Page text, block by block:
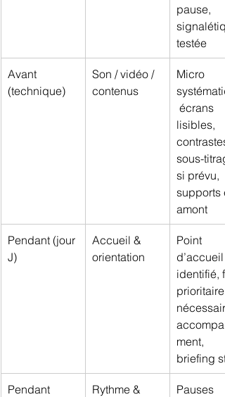
pause,
testée
Avant
(technique)
Son / vidéo /
contenus
Micro
écrans
lisibles,
sous-
si prévu,
supports
amont
Pendant (jour
J)
Accueil &
orientation
Point
d’accueil
identifié,
prioritaire
ment,
briefing
Pendant
Rythme &
Pauses